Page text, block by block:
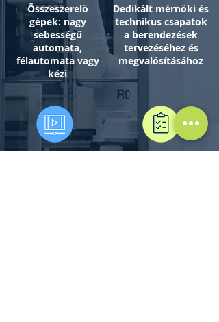
Összeszerelő
gépek: nagy
sebességű
automata,
félautomata vagy
kézi
Dedikált mérnöki és
technikus csapatok
a berendezések
tervezéséhez és
megvalósításához